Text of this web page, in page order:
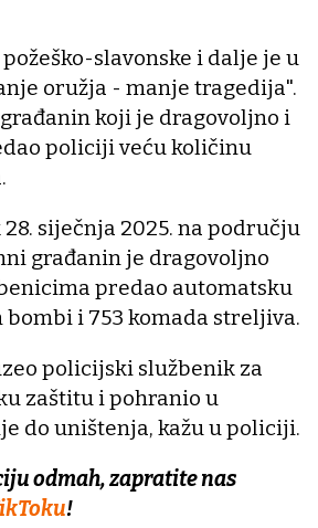
slavonske i dalje je u
oružja - manje tragedija".
koji je dragovoljno i
policiji veću količinu
siječnja 2025. na području
građanin je dragovoljno
predao automatsku
bombi i 753 komada streljiva.
policijski službenik za
zaštitu i pohranio u
do uništenja, kažu u policiji.
odmah, zapratite nas
!